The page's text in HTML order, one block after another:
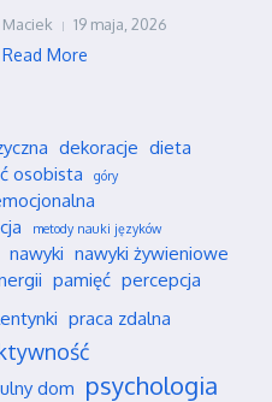
Maciek 19 maja, 2026
Read More
dekoracje dieta
osobista góry
metody nauki języków
nawyki nawyki żywieniowe
pamięć percepcja
praca zdalna
dom psychologia